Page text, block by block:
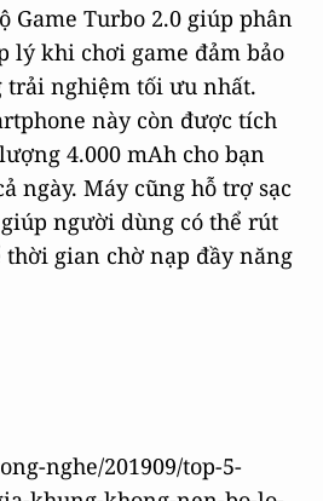
Game Turbo 2.0 giúp phân
lý khi chơi game đảm bảo
trải nghiệm tối ưu nhất.
này còn được tích
4.000 mAh cho bạn
ngày. Máy cũng hỗ trợ sạc
người dùng có thể rút
gian chờ nạp đầy năng
nghe/201909/top-5-